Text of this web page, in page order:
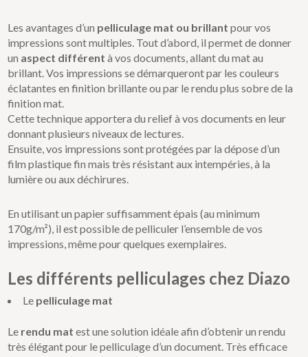
Les avantages d’un pelliculage mat ou brillant pour vos
impressions sont multiples. Tout d’abord, il permet de donner
un aspect différent à vos documents, allant du mat au
brillant. Vos impressions se démarqueront par les couleurs
éclatantes en finition brillante ou par le rendu plus sobre de la
finition mat.
Cette technique apportera du relief à vos documents en leur
donnant plusieurs niveaux de lectures.
Ensuite, vos impressions sont protégées par la dépose d’un
film plastique fin mais très résistant aux intempéries, à la
lumière ou aux déchirures.
En utilisant un papier suffisamment épais (au minimum
170g/m²), il est possible de pelliculer l’ensemble de vos
impressions, même pour quelques exemplaires.
Les différents pelliculages chez Diazo
Le pelliculage mat
Le rendu mat est une solution idéale afin d’obtenir un rendu
très élégant pour le pelliculage d’un document. Très efficace